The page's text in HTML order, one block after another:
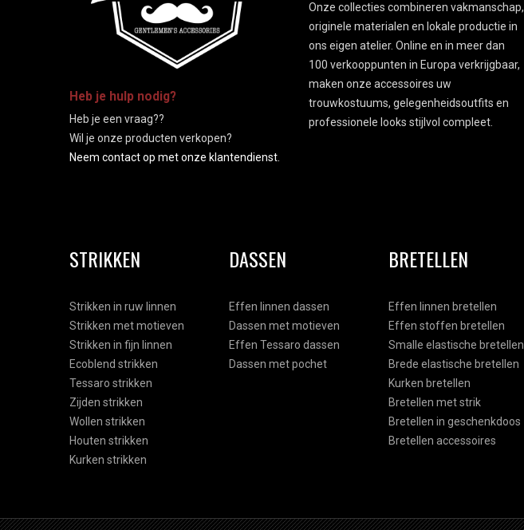
Heb je hulp nodig?
Heb je een vraag??
Wil je onze producten verkopen?
Neem contact op met onze klantendienst.
Onze collecties combineren vakmanschap,
originele materialen en lokale productie in
ons eigen atelier. Online en in meer dan
100 verkooppunten in Europa verkrijgbaar,
maken onze accessoires uw
trouwkostuums, gelegenheidsoutfits en
professionele looks stijlvol compleet.
STRIKKEN
Strikken in ruw linnen
Strikken met motieven
Strikken in fijn linnen
Ecoblend strikken
Tessaro strikken
Zijden strikken
Wollen strikken
Houten strikken
Kurken strikken
DASSEN
Effen linnen dassen
Dassen met motieven
Effen Tessaro dassen
Dassen met pochet
BRETELLEN
Effen linnen bretellen
Effen stoffen bretellen
Smalle elastische bretellen
Brede elastische bretellen
Kurken bretellen
Bretellen met strik
Bretellen in geschenkdoos
Bretellen accessoires